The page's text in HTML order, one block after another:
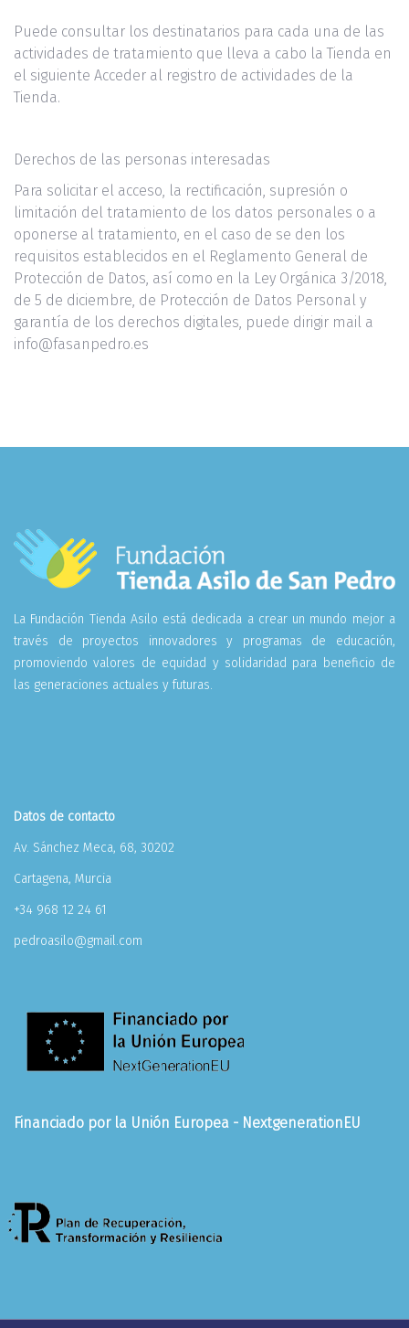
Puede consultar los destinatarios para cada una de las
actividades de tratamiento que lleva a cabo la Tienda en
el siguiente Acceder al registro de actividades de la
Tienda.
Derechos de las personas interesadas
Para solicitar el acceso, la rectificación, supresión o
limitación del tratamiento de los datos personales o a
oponerse al tratamiento, en el caso de se den los
requisitos establecidos en el Reglamento General de
Protección de Datos, así como en la Ley Orgánica 3/2018,
de 5 de diciembre, de Protección de Datos Personal y
garantía de los derechos digitales, puede dirigir mail a
info@fasanpedro.es
La Fundación Tienda Asilo está dedicada a crear un mundo mejor a
través de proyectos innovadores y programas de educación,
promoviendo valores de equidad y solidaridad para beneficio de
las generaciones actuales y futuras.
Datos de contacto
Av. Sánchez Meca, 68, 30202
Cartagena, Murcia
+34 968 12 24 61
pedroasilo@gmail.com
Financiado por la Unión Europea - NextgenerationEU